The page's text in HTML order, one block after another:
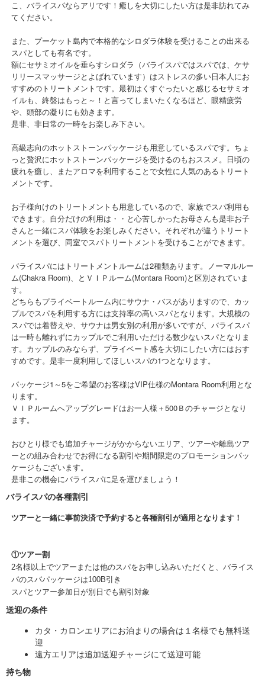
こ、バライスパならアリです！癒しを大切にしたい方は是非訪れてみ
てください。
また、プーケット島内で本格的なシロダラ体験を受けることの出来る
スパとしても有名です。
額にセサミオイルを垂らすシロダラ（バライスパではスパでは、ケサ
リリースマッサージとよばれています）はストレスの多い日本人にお
すすめのトリートメントです。最初はくすぐったいと感じるセサミオ
イルも、終盤はもっと～！と言ってしまいたくなるほど、眼精疲労
や、頭部の凝りにも効きます。
是非、非日常の一時をお楽しみ下さい。
高級志向のホットストーンパッケージも用意しているスパです。ちょ
っと贅沢にホットストーンパッケージを受けるのもおススメ。日頃の
疲れを癒し、またアロマを利用することで女性に人気のあるトリート
メントです。
お子様向けのトリートメントも用意しているので、家族でスパ利用も
できます。自分だけの利用は・・と心苦しかったお母さんも是非お子
さんと一緒にスパ体験をお楽しみください。それぞれが違うトリート
メントを選び、同室でスパトリートメントを受けることができます。
バライスパにはトリートメントルームは2種類あります。ノーマルルー
ム(Chakra Room)、とＶＩＰルーム(Montara Room)と区別されていま
す。
どちらもプライベートルーム内にサウナ・バスがありますので、カッ
プルでスパを利用する方には支持率の高いスパとなります。大規模の
スパでは着替えや、サウナは男女別の利用が多いですが、バライスパ
は一時も離れずにカップルでご利用いただける数少ないスパとなりま
す。カップルのみならず、プライベート感を大切にしたい方にはおす
すめです。是非一度利用してほしいスパの1つとなります。
パッケージ1～5をご希望のお客様はVIP仕様のMontara Room利用とな
ります。
ＶＩＰルームへアップグレードはお一人様＋500Ｂのチャージとなり
ます。
おひとり様でも追加チャージがかからないエリア、ツアーや離島ツア
ーとの組み合わせでお得になる割引や期間限定のプロモーションパッ
ケージもございます。
是非この機会にバライスパに足を運びましょう！
バライスパの各種割引
ツアーと一緒に事前決済で予約すると各種割引が適用となります！
①ツアー割
2名様以上でツアーまたは他のスパをお申し込みいただくと、バライス
パのスパパッケージは100B引き
スパとツアー参加日が別日でも割引対象
送迎の条件
カタ・カロンエリアにお泊まりの場合は１名様でも無料送
迎
遠方エリアは追加送迎チャージにて送迎可能
持ち物